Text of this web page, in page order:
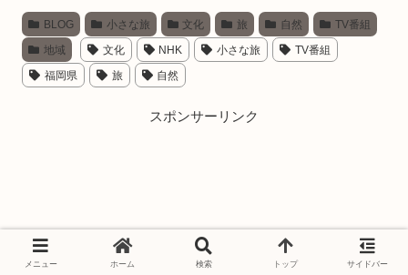
BLOG 小さな旅 文化 旅 自然 TV番組
地域 文化 NHK 小さな旅 TV番組
福岡県 旅 自然
スポンサーリンク
メニュー ホーム 検索 トップ サイドバー